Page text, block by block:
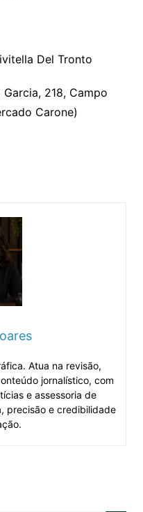
Del Tronto
218, Campo
Carone)
Atua na revisão,
jornalístico, com
e assessoria de
precisão e credibilidade